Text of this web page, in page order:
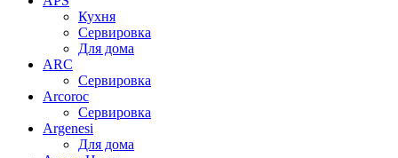
Кухня
Сервировка
Для дома
ARC
Сервировка
Arcoroc
Сервировка
Argenesi
Для дома